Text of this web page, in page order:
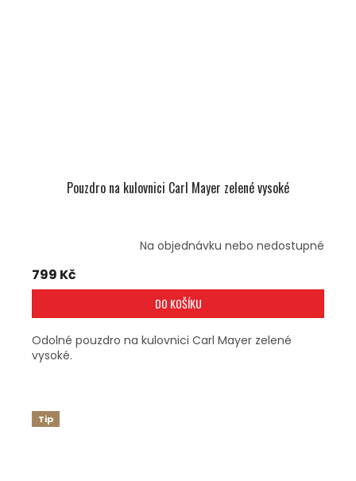
Pouzdro na kulovnici Carl Mayer zelené vysoké
Na objednávku nebo nedostupné
799 Kč
DO KOŠÍKU
Odolné pouzdro na kulovnici Carl Mayer zelené
vysoké.
Tip